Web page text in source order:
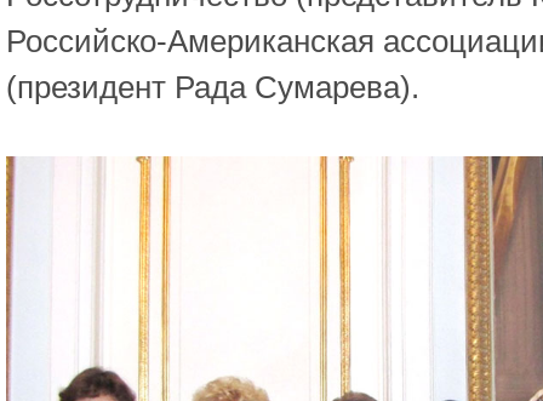
Российско-Американская
(президент Рада Сумарева).